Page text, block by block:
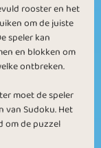
rooster en het
om de juiste
speler kan
en blokken om
ontbreken.
moet de speler
van Sudoku. Het
om de puzzel